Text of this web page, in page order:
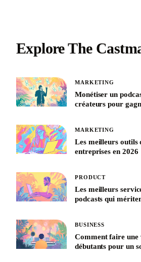
Explore The
MARKETING
Monétiser un
créateurs pour
MARKETING
Les meilleurs outils
entreprises en 2026
PRODUCT
Les meilleurs
podcasts qui
BUSINESS
Comment faire
débutants pour un